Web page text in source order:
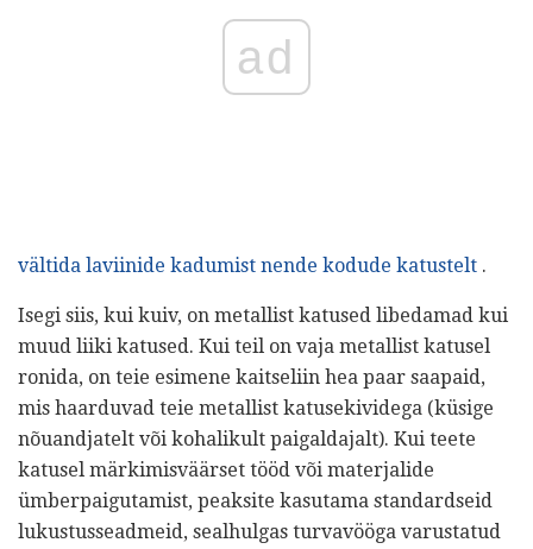
ad
vältida laviinide kadumist nende kodude katustelt .
Isegi siis, kui kuiv, on metallist katused libedamad kui
muud liiki katused. Kui teil on vaja metallist katusel
ronida, on teie esimene kaitseliin hea paar saapaid,
mis haarduvad teie metallist katusekividega (küsige
nõuandjatelt või kohalikult paigaldajalt). Kui teete
katusel märkimisväärset tööd või materjalide
ümberpaigutamist, peaksite kasutama standardseid
lukustusseadmeid, sealhulgas turvavööga varustatud